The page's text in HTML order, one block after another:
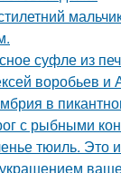
суфле из
воробьев и
в
с рыбными
тюиль. Это